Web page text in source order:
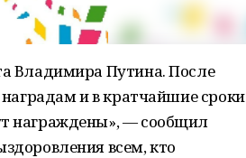
Владимира Путина. После
и в кратчайшие сроки
награждены», — сообщил
всем, кто